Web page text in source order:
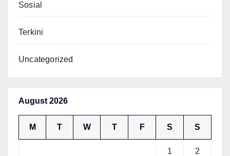
Sosial
Terkini
Uncategorized
August 2026
M T W T F S S
1 2